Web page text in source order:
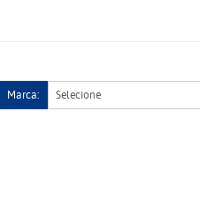
Marca:
Selecione